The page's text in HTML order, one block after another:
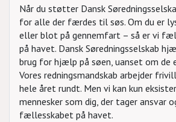
Når du støtter Dansk
for alle der færdes til søs. Om du er
eller blot på gennemfart – så er vi
på havet. Dansk Søredningsselskab
brug for hjælp på søen, uanset om de
Vores redningsmandskab arbejder
hele året rundt. Men vi kan kun
mennesker som dig, der tager ansvar
fællesskabet på havet.